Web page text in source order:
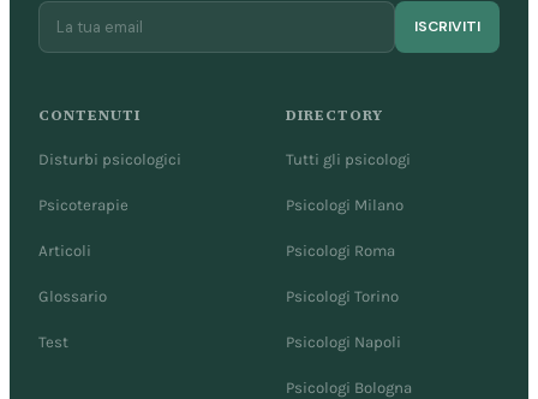
ISCRIVITI
CONTENUTI
Disturbi psicologici
Psicoterapie
Articoli
Glossario
Test
DIRECTORY
Tutti gli psicologi
Psicologi Milano
Psicologi Roma
Psicologi Torino
Psicologi Napoli
Psicologi Bologna